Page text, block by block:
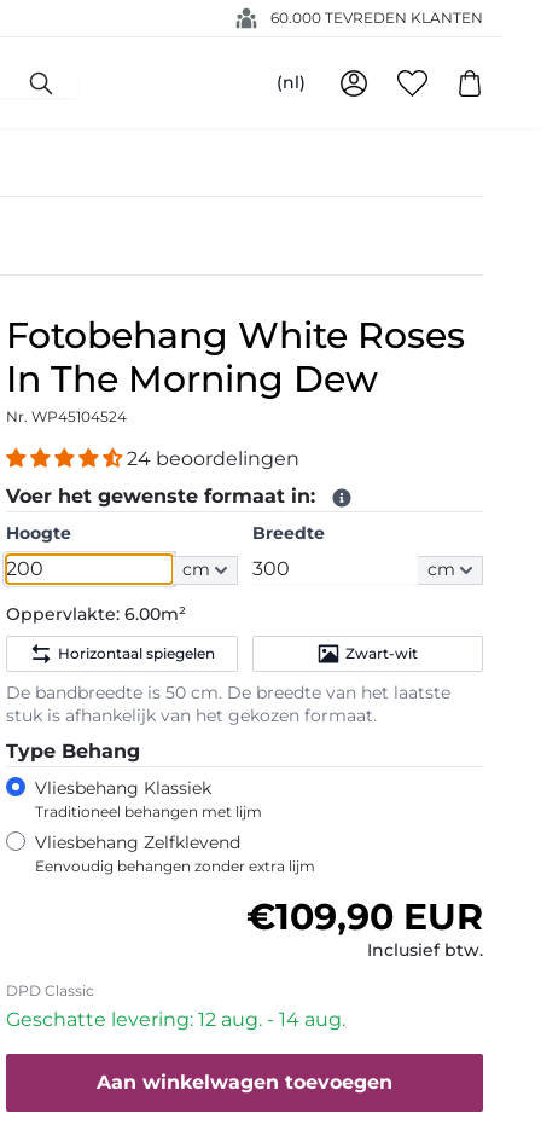
60.000 TEVREDEN KLANTEN
(nl)
Fotobehang White Roses
In The Morning Dew
Nr. WP45104524
24 beoordelingen
Voer het gewenste formaat in:
Hoogte
cm
Breedte
cm
Oppervlakte:6.00m²
Horizontaal spiegelen Zwart-wit
De bandbreedte is 50 cm. De breedte van het laatste
stuk is afhankelijk van het gekozen formaat.
Type Behang
Vliesbehang Klassiek
Traditioneel behangen met lijm
Vliesbehang Zelfklevend
Eenvoudig behangen zonder extra lijm
Normale prijs
€109,90 EUR
Inclusief btw.
DPD Classic
Geschatte levering: 12 aug. - 14 aug.
Aan winkelwagen toevoegen